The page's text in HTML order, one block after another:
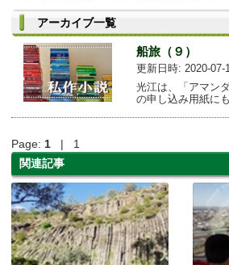
アーカイブ一覧
船旅（９）
更新日時: 2020-07-
光江は、「アマン
の申し込み用紙に
Page: 1 | 1
関連記事